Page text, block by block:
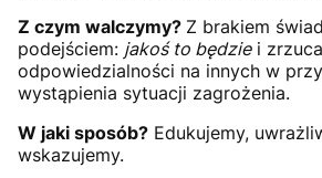
Z czym walczymy? Z brakiem
podejściem: jakoś to będziei
odpowiedzialności na innych w
wystąpienia sytuacji zagrożenia.
W jaki sposób? Edukujemy,
wskazujemy.